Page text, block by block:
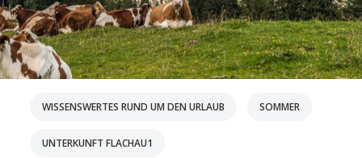
WISSENSWERTES RUND UM DEN URLAUB SOMMER
UNTERKUNFT FLACHAU1